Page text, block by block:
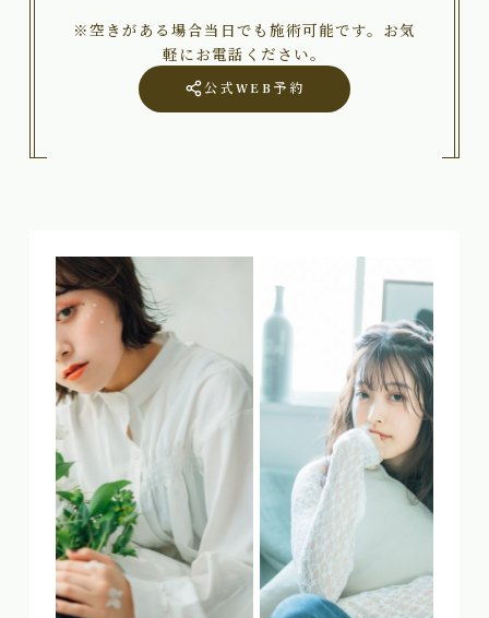
※空きがある場合当日でも施術可能です。お気
軽にお電話ください。
公式WEB予約